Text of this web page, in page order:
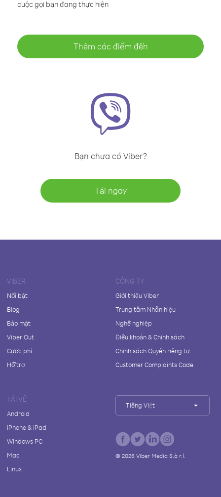
cuộc gọi bạn đang thực hiện
Thêm các điểm đến
Bạn chưa có Viber?
Tải ngay
VIBER
Nổi bật
Blog
Bảo mật
Viber Out
Cước phí
Hỗ trợ
CÔNG TY
Giới thiệu Viber
Trung tâm Nhãn hiệu
Nghề nghiệp
Điều khoản & Chính sách
Chính sách Quyền riêng tư
Customer Complaints Code
TẢI VỀ
Android
iPhone & iPad
Windows PC
Mac
Linux
Tiếng Việt
© 2026Viber Media S.à r.l.